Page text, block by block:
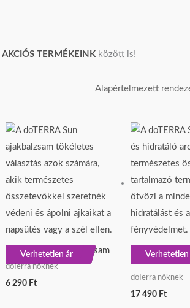
AKCIÓS TERMÉKEINK között is!
ÚJVerhetetlen ár
doTERRA Sun ajakbalzsam
doTerra nőknek
6 290 Ft
ÚJVerhetetlen
doTERRA
hidratáló
doTerra nőknek
17 490 Ft